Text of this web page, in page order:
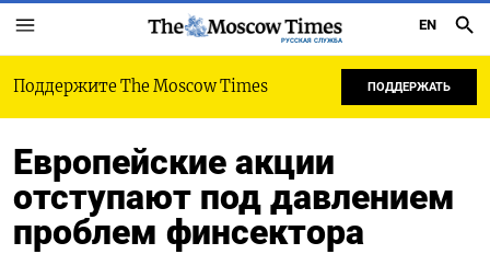
РУССКАЯ СЛУЖБА
EN
Поддержите The Moscow Times ПОДДЕРЖАТЬ
Европейские акции
отступают под давлением
проблем финсектора